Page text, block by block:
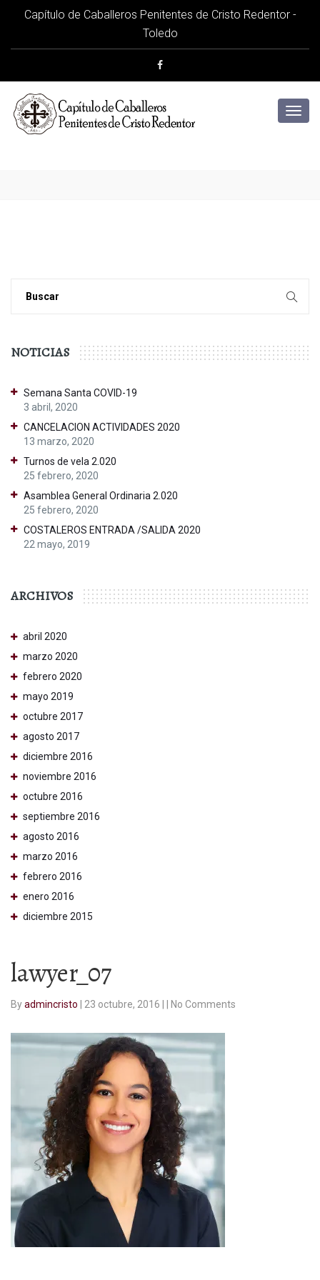
Capítulo de Caballeros Penitentes de Cristo Redentor -
Toledo
NOTICIAS
Semana Santa COVID-19
3 abril, 2020
CANCELACION ACTIVIDADES 2020
13 marzo, 2020
Turnos de vela 2.020
25 febrero, 2020
Asamblea General Ordinaria 2.020
25 febrero, 2020
COSTALEROS ENTRADA /SALIDA 2020
22 mayo, 2019
ARCHIVOS
abril 2020
marzo 2020
febrero 2020
mayo 2019
octubre 2017
agosto 2017
diciembre 2016
noviembre 2016
octubre 2016
septiembre 2016
agosto 2016
marzo 2016
febrero 2016
enero 2016
diciembre 2015
lawyer_07
Byadmincristo 23 octubre, 2016 No Comments